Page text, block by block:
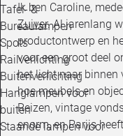
Tafel- &
Bureaulampen
Spots
Railverlichting
Buitenverlichting
Hanglampen voor
buiten
Staande lampen voor
Ik ben Caroline,
Zuiver. Al jarenlang
productontwerp en
voor een groot deel
het licht naar binnen
hoe meubels en
Reizen, vintage
enorm, en Parijs